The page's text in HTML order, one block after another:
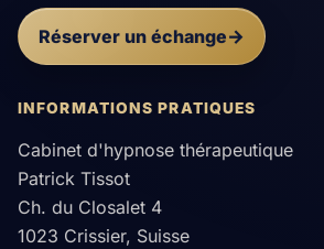
Réserver un échange
INFORMATIONS PRATIQUES
Cabinet d'hypnose thérapeutique
Patrick Tissot
Ch. du Closalet 4
1023 Crissier, Suisse